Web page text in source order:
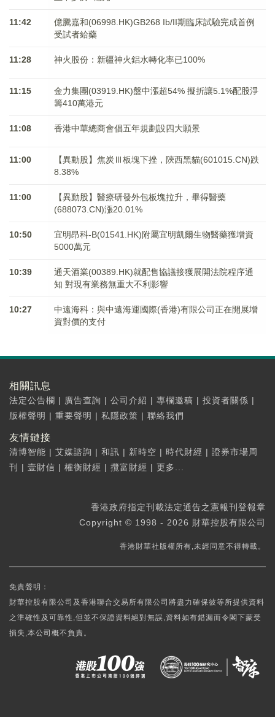
11:42
億騰嘉和(06998.HK)GB268 Ib/II期臨床試驗完成首例
受試者給藥
11:28 神火股份：新疆神火鋁水轉化率已100%
11:15
金力集團(03919.HK)盤中漲超54% 擬折讓5.1%配股淨
籌410萬港元
11:08 香港中華總商會倡五年規劃設四大願景
11:00
【異動股】焦炭Ⅲ板塊下挫，陝西黑貓(601015.CN)跌
8.38%
11:00
【異動股】醫療研發外包板塊拉升，畢得醫藥
(688073.CN)漲20.01%
10:50
宜明昂科-B(01541.HK)附屬宜明凱爾生物醫藥獲增資
5000萬元
10:39
通天酒業(00389.HK)就配售協議接獲展開法院程序通
知 對現有業務無重大不利影響
10:27
中遠海科：與中遠海運國際(香港)有限公司正在開展增
資對價的支付
相關訊息
法定公告欄 | 廣告查詢 | 公司介紹 | 專欄邀稿 | 投資者關係 |
版權聲明 | 重要聲明 | 私隱政策 | 聯絡我們
友情鏈接
清博智能 | 艾媒諮詢 | 和訊 | 新時空 | 時代財經 | 證券市場周
刊
| 壹財信 | 權衡財經 | 攬富財經 | 更多...
香港政府指定刊載法定通告之憲報刊登報章
Copyright © 1998 - 2026 財華控股有限公司
香港財華社版權所有,未經同意不得轉載。
免責聲明：
財華控股有限公司及香港聯合交易所有限公司將盡力確保彼等所提供資料
之準確性及可靠性,但並不保證資料絕對無誤,資料如有錯漏而令閣下蒙受
損失,本公司概不負責。